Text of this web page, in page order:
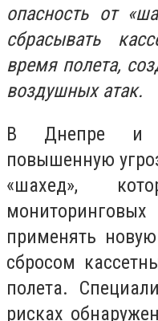
опасность от
сбрасывать
время полета,
воздушных атак.
В Днепре и
повышенную
«шахед»,
применять
сбросом
полета.
рисках